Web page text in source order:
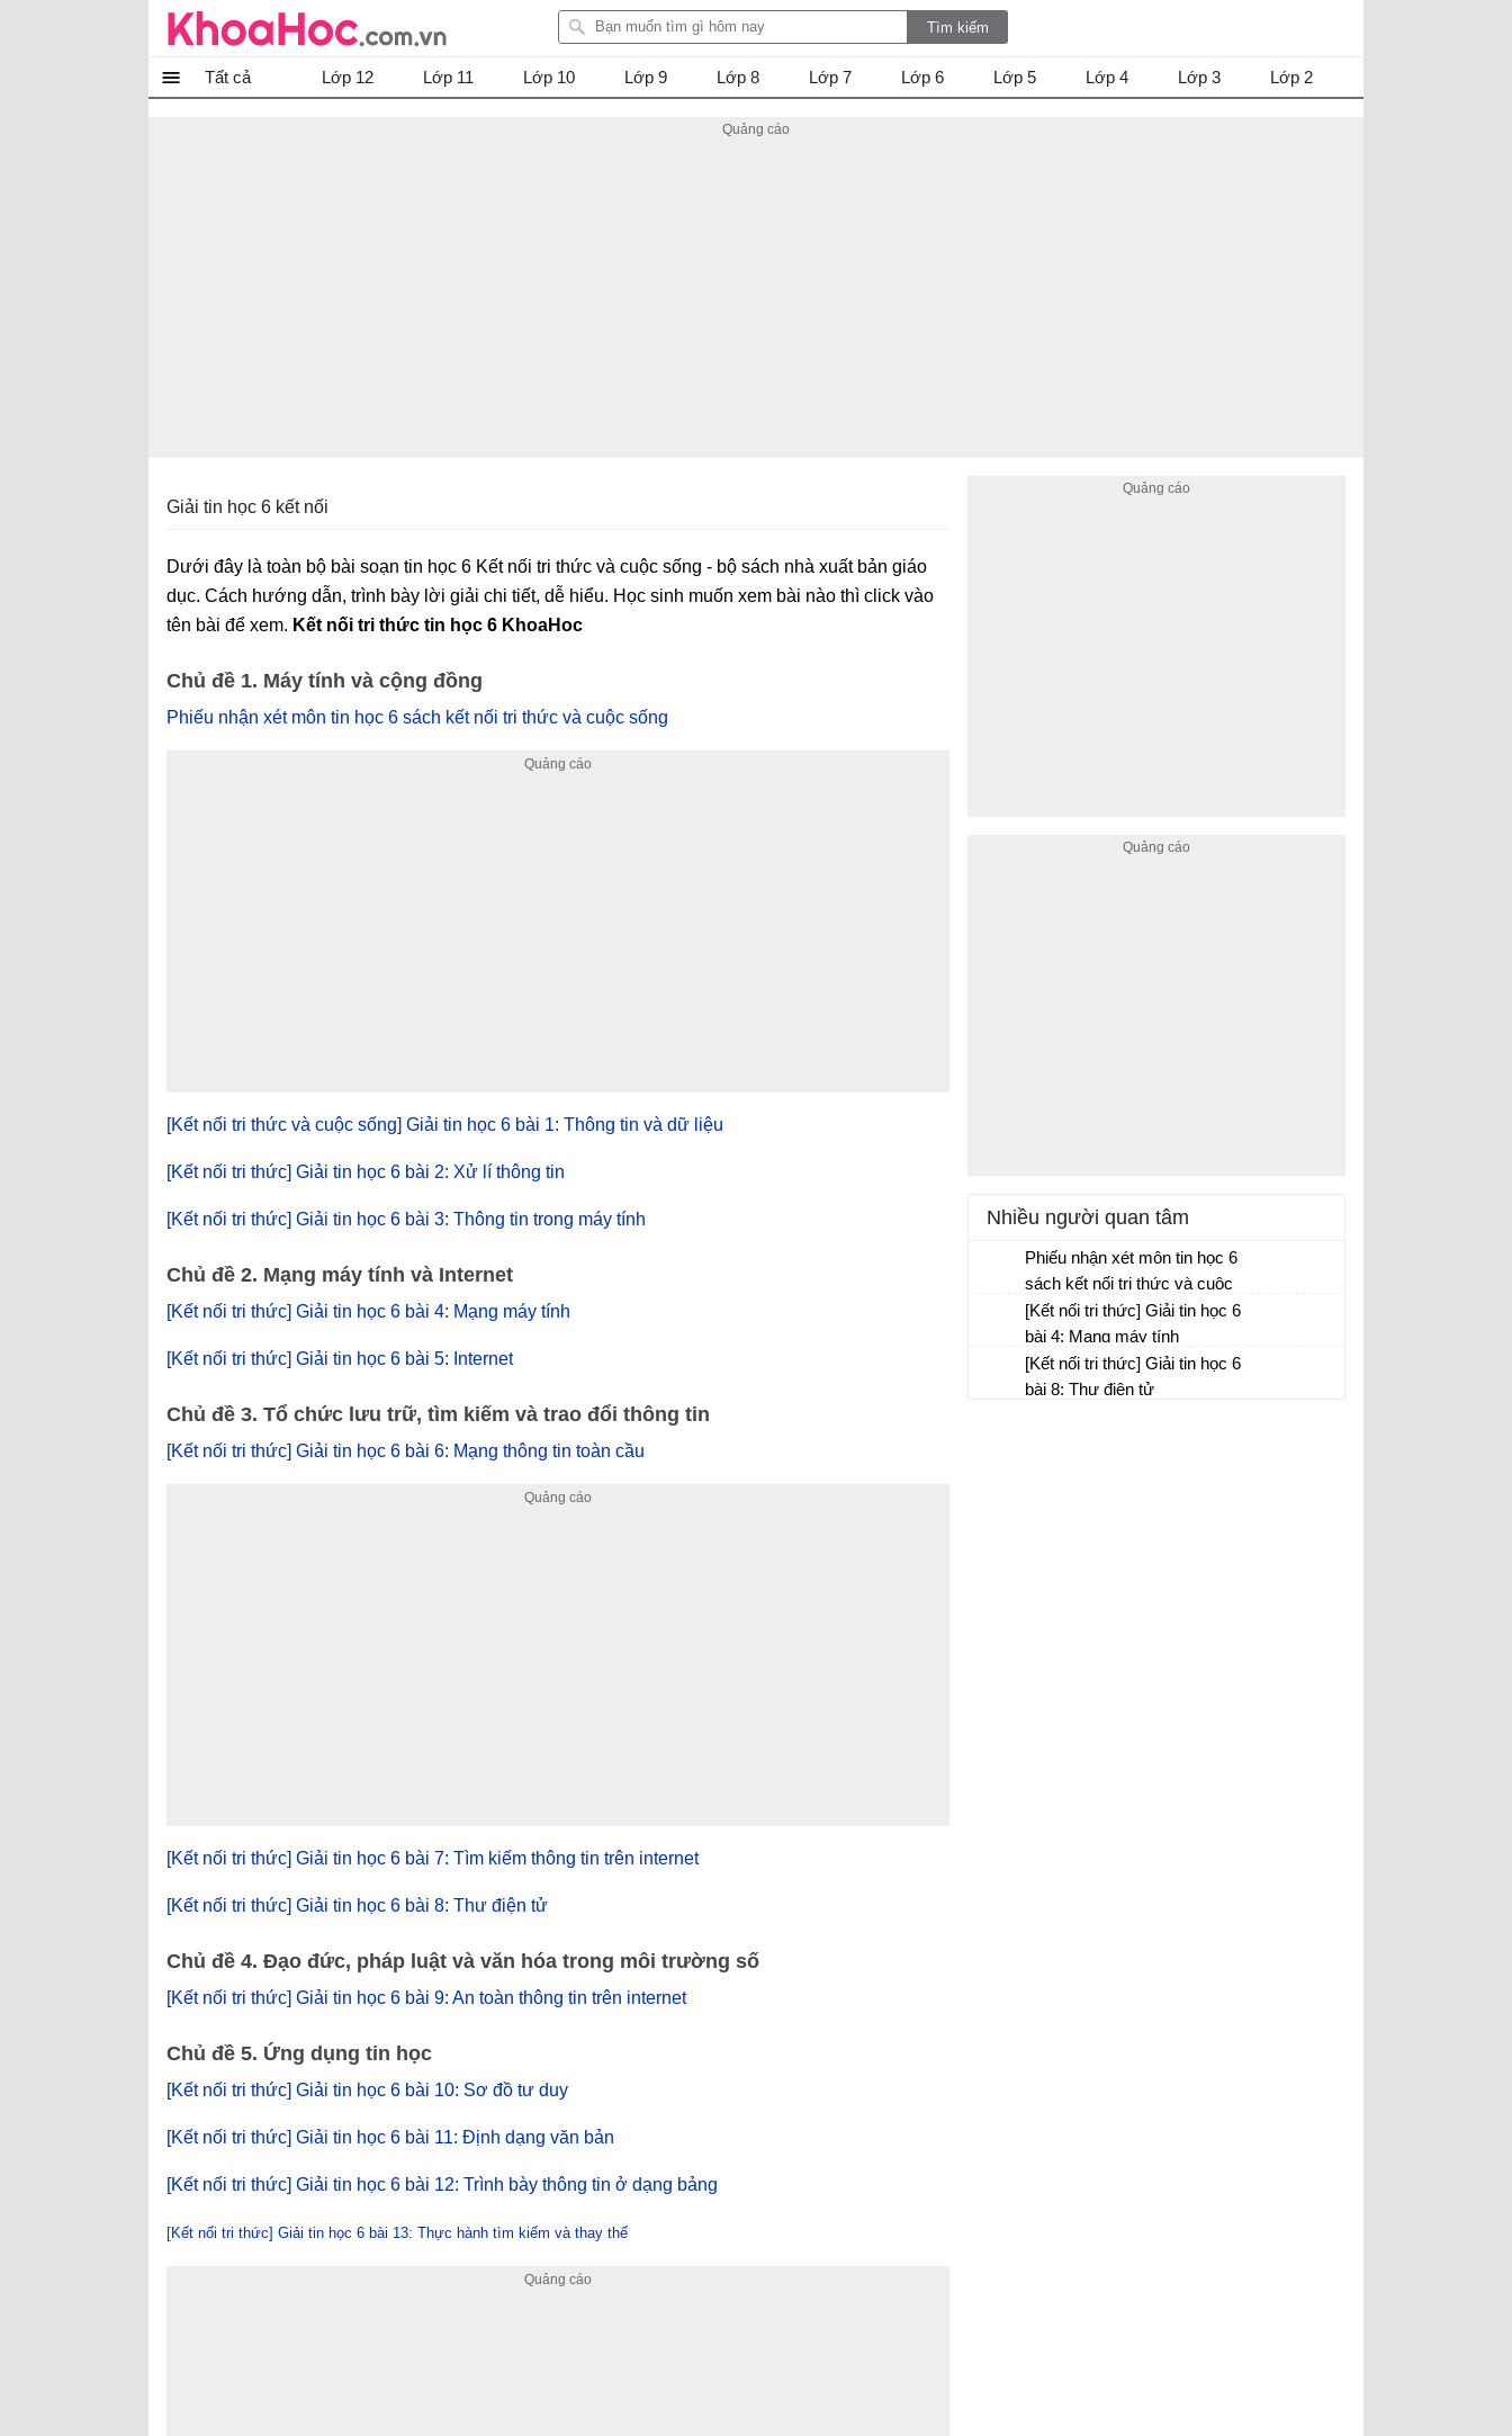
Tất cả Lớp 12 Lớp 11 Lớp 10 Lớp 9 Lớp 8 Lớp 7 Lớp 6 Lớp 5 Lớp 4 Lớp 3 Lớp 2
Giải tin học 6 kết nối
Dưới đây là toàn bộ bài soạn tin học 6 Kết nối tri thức và cuộc sống - bộ sách nhà xuất bản giáo
dục. Cách hướng dẫn, trình bày lời giải chi tiết, dễ hiểu. Học sinh muốn xem bài nào thì click vào
tên bài để xem. Kết nối tri thức tin học 6 KhoaHoc
Chủ đề 1. Máy tính và cộng đồng
Phiếu nhận xét môn tin học 6 sách kết nối tri thức và cuộc sống
[Kết nối tri thức và cuộc sống] Giải tin học 6 bài 1: Thông tin và dữ liệu
[Kết nối tri thức] Giải tin học 6 bài 2: Xử lí thông tin
[Kết nối tri thức] Giải tin học 6 bài 3: Thông tin trong máy tính
Chủ đề 2. Mạng máy tính và Internet
[Kết nối tri thức] Giải tin học 6 bài 4: Mạng máy tính
[Kết nối tri thức] Giải tin học 6 bài 5: Internet
Chủ đề 3. Tổ chức lưu trữ, tìm kiếm và trao đổi thông tin
[Kết nối tri thức] Giải tin học 6 bài 6: Mạng thông tin toàn cầu
[Kết nối tri thức] Giải tin học 6 bài 7: Tìm kiếm thông tin trên internet
[Kết nối tri thức] Giải tin học 6 bài 8: Thư điện tử
Chủ đề 4. Đạo đức, pháp luật và văn hóa trong môi trường số
[Kết nối tri thức] Giải tin học 6 bài 9: An toàn thông tin trên internet
Chủ đề 5. Ứng dụng tin học
[Kết nối tri thức] Giải tin học 6 bài 10: Sơ đồ tư duy
[Kết nối tri thức] Giải tin học 6 bài 11: Định dạng văn bản
[Kết nối tri thức] Giải tin học 6 bài 12: Trình bày thông tin ở dạng bảng
[Kết nối tri thức] Giải tin học 6 bài 13: Thực hành tìm kiếm và thay thế
Nhiều người quan tâm
Phiếu nhận xét môn tin học 6
sách kết nối tri thức và cuộc
sống
[Kết nối tri thức] Giải tin học 6
bài 4: Mạng máy tính
[Kết nối tri thức] Giải tin học 6
bài 8: Thư điện tử